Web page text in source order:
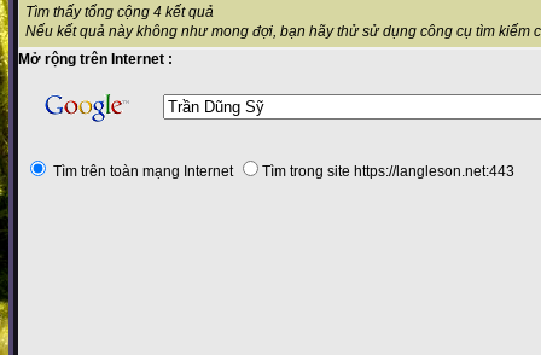
Tìm thấy tổng cộng 4 kết quả
Nếu kết quả này không như mong đợi, bạn hãy thử sử dụng công cụ tìm kiếm
Mở rộng trên Internet :
Tìm trên toàn mạng Internet Tìm trong site https://langleson.net:443